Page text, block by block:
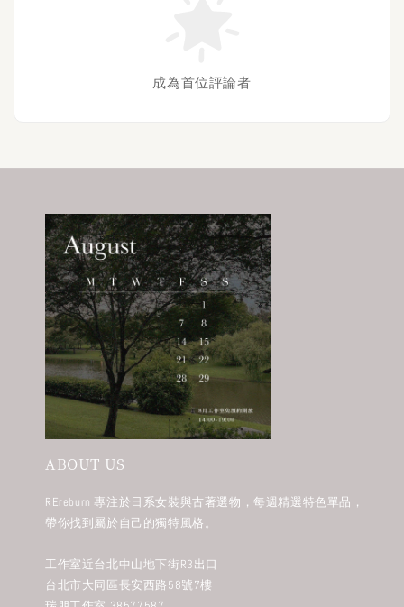
成為首位評論者
ABOUT US
REreburn 專注於日系女裝與古著選物，每週精選特色單品，
帶你找到屬於自己的獨特風格。
工作室近台北中山地下街R3出口
台北市大同區長安西路58號7樓